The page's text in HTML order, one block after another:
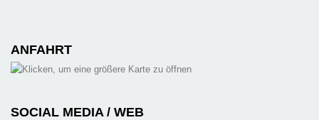
ANFAHRT
SOCIAL MEDIA / WEB